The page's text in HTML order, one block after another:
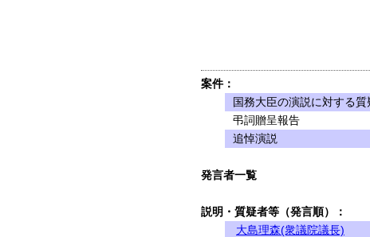
案件：
国務大臣の演説に対する質
弔詞贈呈報告
追悼演説
発言者一覧
説明・質疑者等（発言順）：
大島理森(衆議院議長)